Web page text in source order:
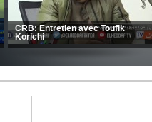
MCA: Kaci-Saïd évoque le large
succès du Mouloudia face au FC
MFM